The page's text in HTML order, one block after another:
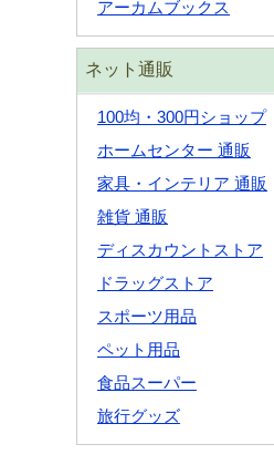
アーカムブックス
ネット通販
100均・300円ショップ
ホームセンター 通販
家具・インテリア 通販
雑貨 通販
ディスカウントストア
ドラッグストア
スポーツ用品
ペット用品
食品スーパー
旅行グッズ